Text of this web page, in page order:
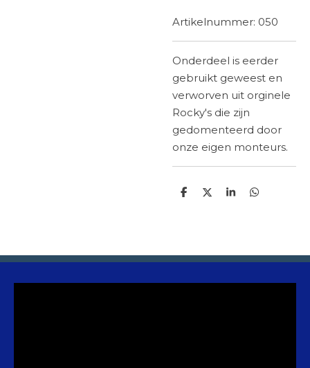
Artikelnummer: 050
Onderdeel is eerder
gebruikt geweest en
verworven uit orginele
Rocky's die zijn
gedomenteerd door
onze eigen monteurs.
D
D
S
D